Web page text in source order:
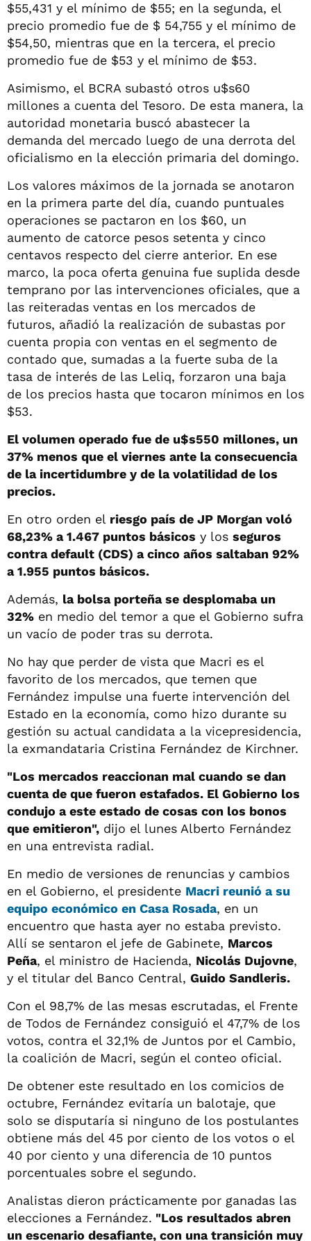
$55,431 y el mínimo de $55; en la segunda, el
precio promedio fue de $ 54,755 y el mínimo de
$54,50, mientras que en la tercera, el precio
promedio fue de $53 y el mínimo de $53.
Asimismo, el BCRA subastó otros u$s60
millones a cuenta del Tesoro. De esta manera, la
autoridad monetaria buscó abastecer la
demanda del mercado luego de una derrota del
oficialismo en la elección primaria del domingo.
Los valores máximos de la jornada se anotaron
en la primera parte del día, cuando puntuales
operaciones se pactaron en los $60, un
aumento de catorce pesos setenta y cinco
centavos respecto del cierre anterior. En ese
marco, la poca oferta genuina fue suplida desde
temprano por las intervenciones oficiales, que a
las reiteradas ventas en los mercados de
futuros, añadió la realización de subastas por
cuenta propia con ventas en el segmento de
contado que, sumadas a la fuerte suba de la
tasa de interés de las Leliq, forzaron una baja
de los precios hasta que tocaron mínimos en los
$53.
El volumen operado fue de u$s550 millones, un
37% menos que el viernes ante la consecuencia
de la incertidumbre y de la volatilidad de los
precios.
En otro orden el riesgo país de JP Morgan voló
68,23% a 1.467 puntos básicos y los seguros
contra default (CDS) a cinco años saltaban 92%
a 1.955 puntos básicos.
Además, la bolsa porteña se desplomaba un
32% en medio del temor a que el Gobierno sufra
un vacío de poder tras su derrota.
No hay que perder de vista que Macri es el
favorito de los mercados, que temen que
Fernández impulse una fuerte intervención del
Estado en la economía, como hizo durante su
gestión su actual candidata a la vicepresidencia,
la exmandataria Cristina Fernández de Kirchner.
"Los mercados reaccionan mal cuando se dan
cuenta de que fueron estafados. El Gobierno los
condujo a este estado de cosas con los bonos
que emitieron", dijo el lunes Alberto Fernández
en una entrevista radial.
En medio de versiones de renuncias y cambios
en el Gobierno, el presidente Macri reunió a su
equipo económico en Casa Rosada, en un
encuentro que hasta ayer no estaba previsto.
Allí se sentaron el jefe de Gabinete, Marcos
Peña, el ministro de Hacienda, Nicolás Dujovne,
y el titular del Banco Central, Guido Sandleris.
Con el 98,7% de las mesas escrutadas, el Frente
de Todos de Fernández consiguió el 47,7% de los
votos, contra el 32,1% de Juntos por el Cambio,
la coalición de Macri, según el conteo oficial.
De obtener este resultado en los comicios de
octubre, Fernández evitaría un balotaje, que
solo se disputaría si ninguno de los postulantes
obtiene más del 45 por ciento de los votos o el
40 por ciento y una diferencia de 10 puntos
porcentuales sobre el segundo.
Analistas dieron prácticamente por ganadas las
elecciones a Fernández. "Los resultados abren
un escenario desafiante, con una transición muy